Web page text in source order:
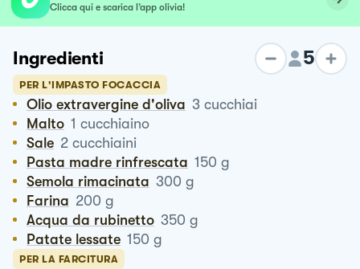
Clicca qui e scarica l’app olivia!
Ingredienti 5
PER L'IMPASTO FOCACCIA
Olio extravergine d'oliva 3 cucchiai
Malto 1 cucchiaino
Sale 2 cucchiaini
Pasta madre rinfrescata 150 g
Semola rimacinata 300 g
Farina 200 g
Acqua da rubinetto 350 g
Patate lessate 150 g
PER LA FARCITURA